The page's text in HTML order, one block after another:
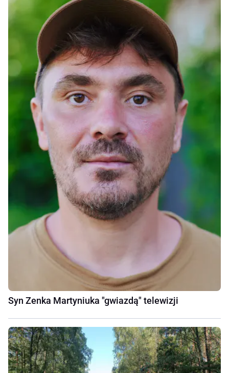
Syn Zenka Martyniuka "gwiazdą" telewizji